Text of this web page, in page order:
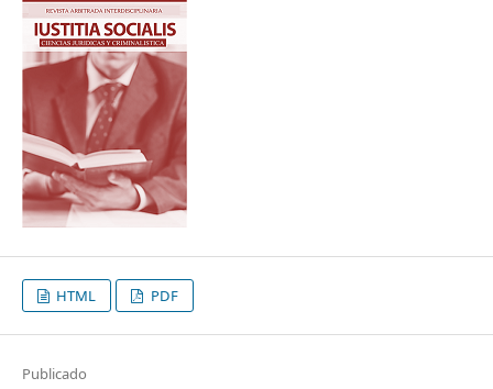
HTML PDF
Publicado